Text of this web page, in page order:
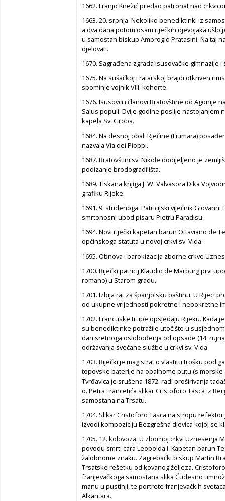
1662. Franjo Knežić predao patronat nad
1663. 20. srpnja. Nekoliko benediktinki iz
a dva dana potom osam riječkih djevojaka ušlo
u samostan biskup Ambrogio Pratasini. Na taj
djelovati.
1670. Sagrađena zgrada isusovačke gimnazije
1675. Na sušačkoj Fratarskoj brajdi otkriven
spominje vojnik VIII. kohorte.
1676. Isusovci i članovi Bratovštine od Agonije
Salus populi. Dvije godine poslije nastojanjem
kapela Sv. Groba.
1684. Na desnoj obali Rječine (Fiumara)
nazvala Via dei Pioppi.
1687. Bratovštini sv. Nikole dodijeljeno je
podizanje brodogradilišta.
1689. Tiskana knjiga J. W. Valvasora Dika
grafiku Rijeke.
1691. 9. studenoga. Patricijski vijećnik
smrtonosni ubod pisaru Pietru Paradisu.
1694. Novi riječki kapetan barun Ottaviano de
općinskoga statuta u novoj crkvi sv. Vida.
1695. Obnova i barokizacija zborne crkve
1700. Riječki patricij Klaudio de Marburg prvi
romano) u Starom gradu.
1701. Izbija rat za španjolsku baštinu. U Rijeci
od ukupne vrijednosti pokretne i nepokretne
1702. Francuske trupe opsjedaju Rijeku. Kada
su benediktinke potražile utočište u
dan sretnoga oslobođenja od opsade (14.
održavanja svečane službe u crkvi sv. Vida.
1703. Riječki je magistrat o vlastitu trošku
topovske baterije na obalnome putu (s
Tvrđavica je srušena 1872. radi proširivanja
o. Petra Francetića slikar Cristoforo Tasca iz
samostana na Trsatu.
1704. Slikar Cristoforo Tasca na stropu
izvodi kompoziciju Bezgrešna djevica kojoj se
1705. 12. kolovoza. U zbornoj crkvi Uznesenja
povodu smrti cara Leopolda I. Kapetan barun
žalobnome znaku. Zagrebački biskup Martin
Trsatske rešetku od kovanog željeza.
franjevačkoga samostana slika Čudesno
manu u pustinji, te portrete franjevačkih
Alkantara.